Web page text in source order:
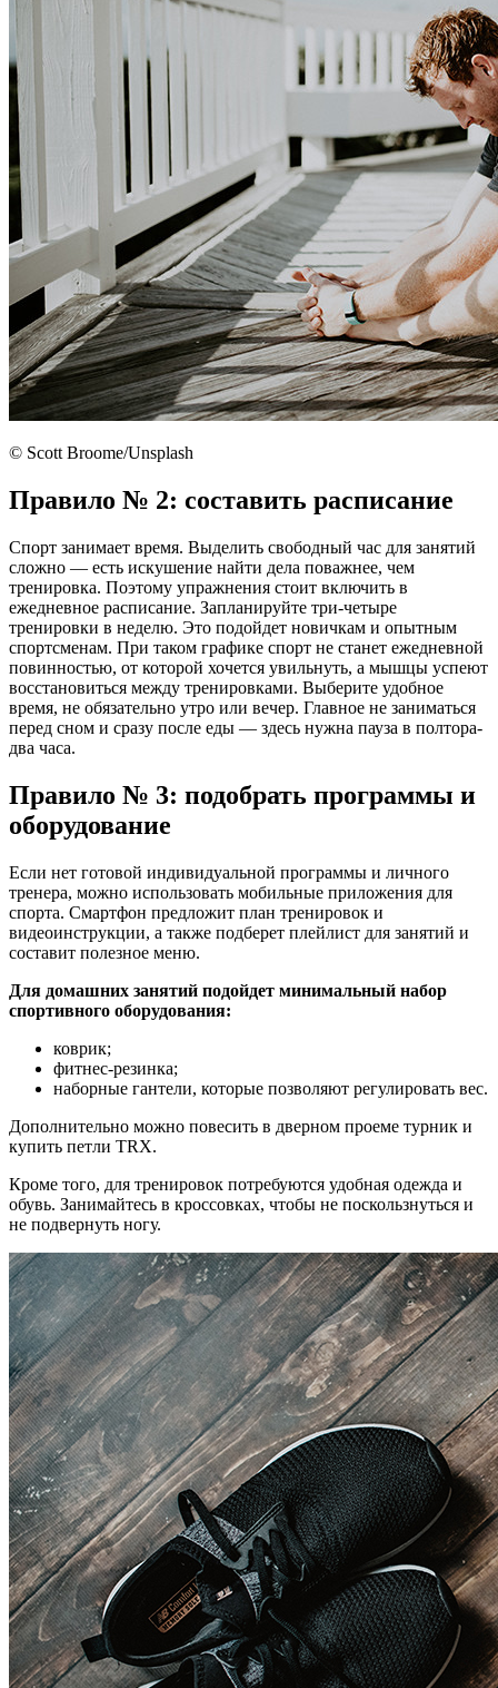
© Scott Broome/Unsplash
Правило № 2: составить расписание
Спорт занимает время. Выделить свободный час для занятий
сложно — есть искушение найти дела поважнее, чем
тренировка. Поэтому упражнения стоит включить в
ежедневное расписание. Запланируйте три-четыре
тренировки в неделю. Это подойдет новичкам и опытным
спортсменам. При таком графике спорт не станет ежедневной
повинностью, от которой хочется увильнуть, а мышцы успеют
восстановиться между тренировками. Выберите удобное
время, не обязательно утро или вечер. Главное не заниматься
перед сном и сразу после еды — здесь нужна пауза в полтора-
два часа.
Правило № 3: подобрать программы и
оборудование
Если нет готовой индивидуальной программы и личного
тренера, можно использовать мобильные приложения для
спорта. Смартфон предложит план тренировок и
видеоинструкции, а также подберет плейлист для занятий и
составит полезное меню.
Для домашних занятий подойдет минимальный набор
спортивного оборудования:
коврик;
фитнес-резинка;
наборные гантели, которые позволяют регулировать вес.
Дополнительно можно повесить в дверном проеме турник и
купить петли TRX.
Кроме того, для тренировок потребуются удобная одежда и
обувь. Занимайтесь в кроссовках, чтобы не поскользнуться и
не подвернуть ногу.